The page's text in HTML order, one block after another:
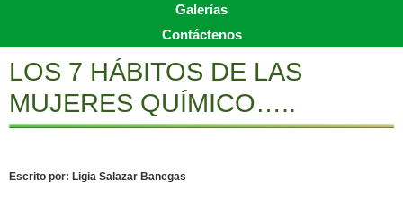
Galerías
Contáctenos
LOS 7 HÁBITOS DE LAS
MUJERES QUÍMICO…..
Escrito por: Ligia Salazar Banegas